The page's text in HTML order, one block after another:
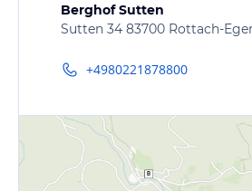
Berghof Sutten
Sutten 34 83700 Rottach-
+4980221878800